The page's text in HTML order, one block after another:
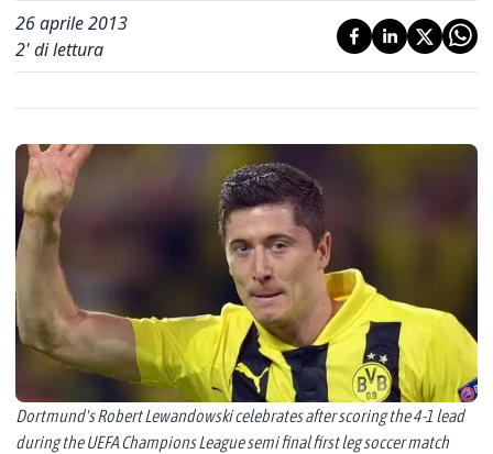
26 aprile 2013
2' di lettura
Dortmund's Robert Lewandowski celebrates after scoring the 4-1 lead
during the UEFA Champions League semi final first leg soccer match